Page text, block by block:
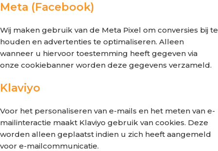
Meta (Facebook)
Wij maken gebruik van de Meta Pixel om conversies bij te
houden en advertenties te optimaliseren. Alleen
wanneer u hiervoor toestemming heeft gegeven via
onze cookiebanner worden deze gegevens verzameld.
Klaviyo
Voor het personaliseren van e-mails en het meten van e-
mailinteractie maakt Klaviyo gebruik van cookies. Deze
worden alleen geplaatst indien u zich heeft aangemeld
voor e-mailcommunicatie.